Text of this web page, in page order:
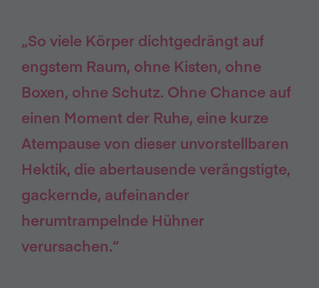
„So viele Körper dichtgedrängt auf
engstem Raum, ohne Kisten, ohne
Boxen, ohne Schutz. Ohne Chance auf
einen Moment der Ruhe, eine kurze
Atempause von dieser unvorstellbaren
Hektik, die abertausende verängstigte,
gackernde, aufeinander
herumtrampelnde Hühner
verursachen.“